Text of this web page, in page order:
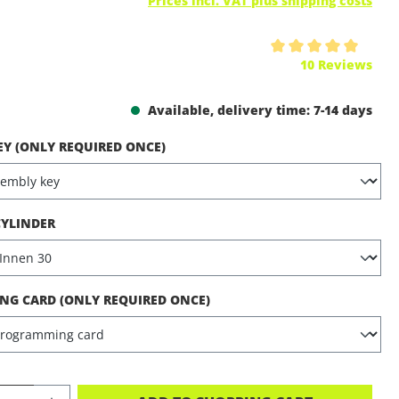
10 Reviews
Available, delivery time: 7-14 days
(ONLY REQUIRED ONCE)
CARD (ONLY REQUIRED ONCE)